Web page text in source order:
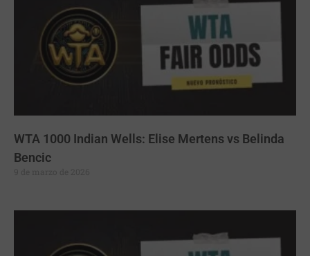
WTA 1000 Indian Wells: Elise Mertens vs Belinda
Bencic